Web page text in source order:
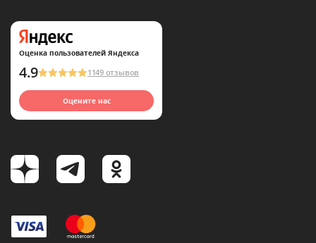
Оценка пользователей Яндекса
4.9 1149 отзывов
Оцените нас